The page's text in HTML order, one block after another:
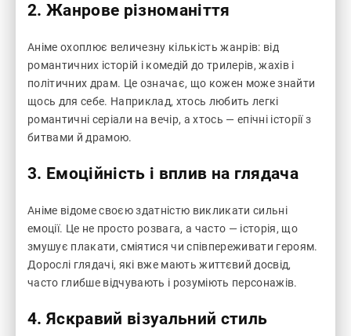
2. Жанрове різноманіття
Аніме охоплює величезну кількість жанрів: від
романтичних історій і комедій до трилерів, жахів і
політичних драм. Це означає, що кожен може знайти
щось для себе. Наприклад, хтось любить легкі
романтичні серіали на вечір, а хтось — епічні історії з
битвами й драмою.
3. Емоційність і вплив на глядача
Аніме відоме своєю здатністю викликати сильні
емоції. Це не просто розвага, а часто — історія, що
змушує плакати, сміятися чи співпереживати героям.
Дорослі глядачі, які вже мають життєвий досвід,
часто глибше відчувають і розуміють персонажів.
4. Яскравий візуальний стиль